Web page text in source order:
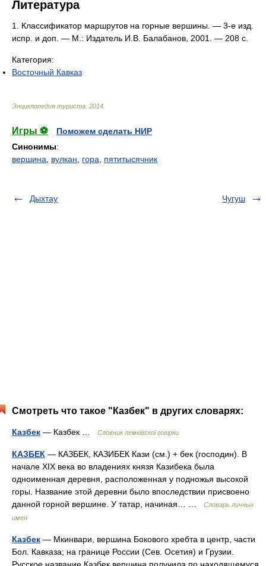
Литература
1. Классификатор маршрутов на горные вершины. — 3-е изд.
испр. и доп. — М.: Издатель И.В. Балабанов, 2001. — 208 с.
Категория:
Восточный Кавказ
Энциклопедия туриста 2014
Игры ⚽
Поможем сделать НИР
Синонимы:
вершина
вулкан гора пятитысячник
Дыхтау Чугуш
Смотреть что такое "Казбек" в других словарях:
Казбек — Казбек … Словник лемківскої говірки
КАЗБЕК — КАЗБЕК, КАЗИБЕК Кази (см.) + бек (господин). В
начале XIX века во владениях князя Казибека была
одноименная деревня, расположенная у подножья высокой
горы. Название этой деревни было впоследствии присвоено
данной горной вершине. У татар, начиная… …
Словарь личных
имен
Казбек — Мкинвари, вершина Бокового хребта в центр, части
Бол. Кавказа; на границе России (Сев. Осетия) и Грузии.